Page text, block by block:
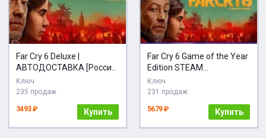
Far Cry 6 Deluxe |
АВТОДОСТАВКА [Россия
- Steam Gift]
Ключ
235 продаж
3493 ₽ Купить
Far Cry 6 Game of the Year
Edition STEAM
АВТОДОСТАВКА
Ключ
231 продаж
5679 ₽ Купить